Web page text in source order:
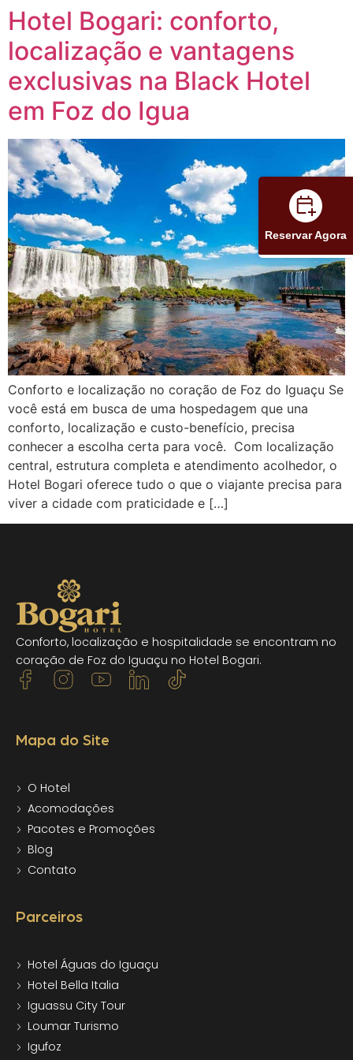
Hotel Bogari: conforto,
localização e vantagens
exclusivas na Black Hotel
em Foz do Igua
Conforto e localização no coração de Foz do Iguaçu Se
você está em busca de uma hospedagem que una
conforto, localização e custo-benefício, precisa
conhecer a escolha certa para você. Com localização
central, estrutura completa e atendimento acolhedor, o
Hotel Bogari oferece tudo o que o viajante precisa para
viver a cidade com praticidade e […]
Conforto, localização e hospitalidade se encontram no
coração de Foz do Iguaçu no Hotel Bogari.
Mapa do Site
O Hotel
Acomodações
Pacotes e Promoções
Blog
Contato
Parceiros
Hotel Águas do Iguaçu
Hotel Bella Italia
Iguassu City Tour
Loumar Turismo
Igufoz
Reservar Agora